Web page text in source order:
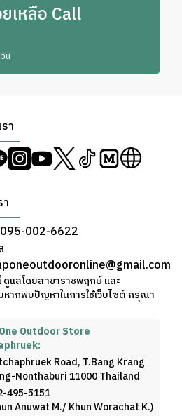
เหลือ Call
น
า
095-002-6622
ดูแลโดยสาขาราชพฤกษ์ และ
หากพบปัญหาในการใช้เว็บไซต์ กรุณา
Outdoor Store
Road, T.Bang Krang
Nonthaburi 11000 Thailand
495-5151
Anuwat M./ Khun Worachat K.)